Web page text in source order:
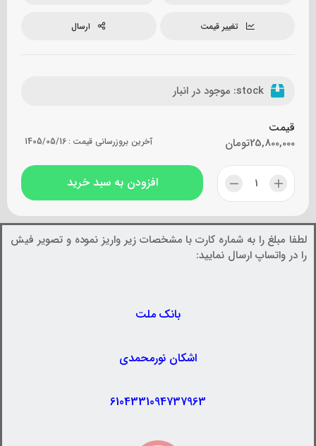
تغییر قیمت ارسال
stock: موجود در انبار
قیمت
تومان25,800,000 آخرین بروزرسانی قیمت :1405/05/16
افزودن به سبد خرید
لطفا مبلغ را به شماره کارت با مشخصات زیر واریز نموده و تصویر فیش
را در واتساپ ارسال نمایید:
بانک ملت
اشکان نورمحمدی
6104331094737963